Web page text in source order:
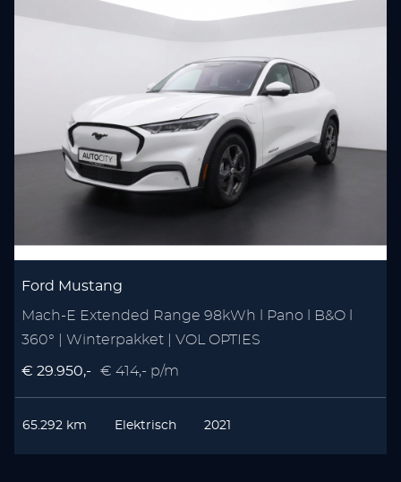
Ford Mustang
Mach-E Extended Range 98kWh l Pano l B&O l
360° | Winterpakket | VOL OPTIES
€ 29.950,- € 414,- p/m
65.292 km Elektrisch 2021